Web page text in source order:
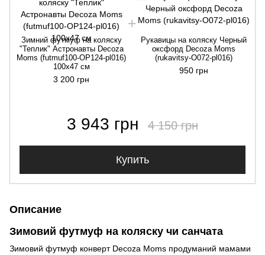
Зимний футмуф на коляску
"Теплик" Астронавты Decoza
Moms (futmuf100-OP124-pl016)
100х47 см
3 200 грн
Рукавицы на коляску Черный
оксфорд Decoza Moms
(rukavitsy-O072-pl016)
950 грн
3 943 грн 4 150 грн
Купить
Описание
Зимовий футмуф на коляску чи санчата
Зимовий футмуф конверт Decoza Moms продуманий мамами